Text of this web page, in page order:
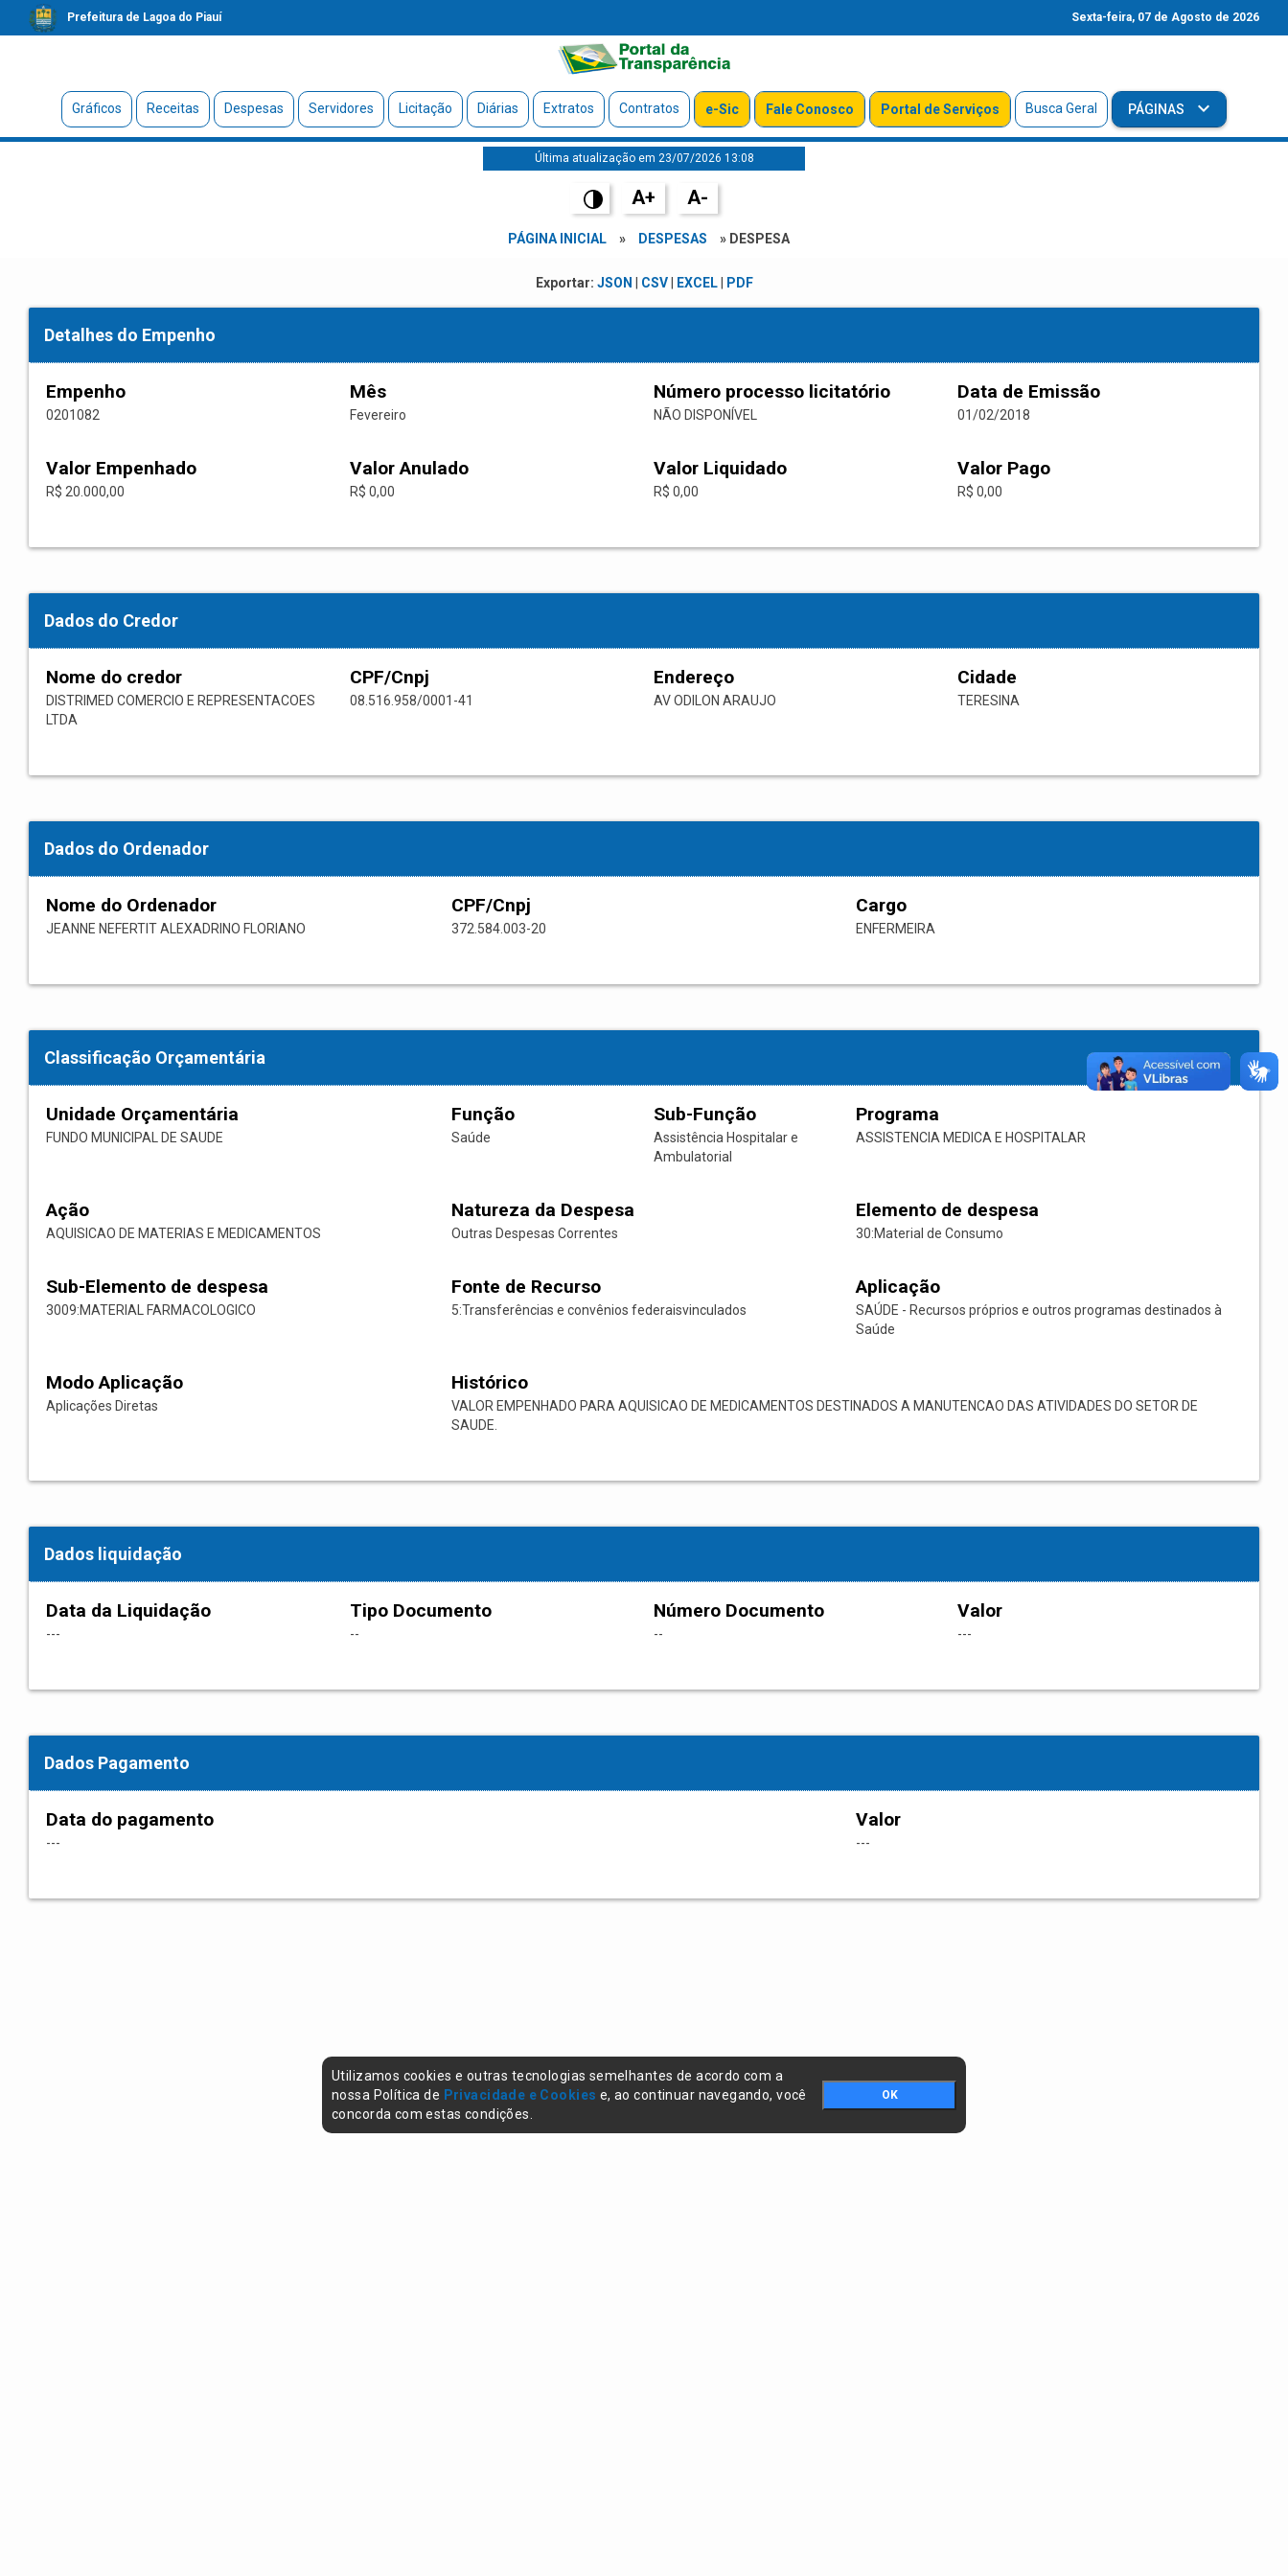
Prefeitura de Lagoa do Piauí Sexta-feira, 07 de Agosto de 2026
Gráficos Receitas Despesas Servidores Licitação Diárias Extratos Contratos e-Sic Fale Conosco Portal de Serviços Busca Geral PÁGINAS
Última atualização em 23/07/2026 13:08
A+ A-
PÁGINA INICIAL » DESPESAS » DESPESA
Exportar: JSON CSV| EXCEL| PDF
Detalhes do Empenho
Empenho
0201082
Mês
Fevereiro
Número processo licitatório
NÃO DISPONÍVEL
Data de Emissão
01/02/2018
Valor Empenhado
R$ 20.000,00
Valor Anulado
R$ 0,00
Valor Liquidado
R$ 0,00
Valor Pago
R$ 0,00
Dados do Credor
Nome do credor
DISTRIMED COMERCIO E REPRESENTACOES
LTDA
CPF/Cnpj
08.516.958/0001-41
Endereço
AV ODILON ARAUJO
Cidade
TERESINA
Dados do Ordenador
Nome do Ordenador
JEANNE NEFERTIT ALEXADRINO FLORIANO
CPF/Cnpj
372.584.003-20
Cargo
ENFERMEIRA
Classificação Orçamentária
Unidade Orçamentária
FUNDO MUNICIPAL DE SAUDE
Função
Saúde
Sub-Função
Assistência Hospitalar e
Ambulatorial
Programa
ASSISTENCIA MEDICA E HOSPITALAR
Ação
AQUISICAO DE MATERIAS E MEDICAMENTOS
Natureza da Despesa
Outras Despesas Correntes
Elemento de despesa
30:Material de Consumo
Sub-Elemento de despesa
3009:MATERIAL FARMACOLOGICO
Fonte de Recurso
5:Transferências e convênios federaisvinculados
Aplicação
SAÚDE - Recursos próprios e outros programas destinados à
Saúde
Modo Aplicação
Aplicações Diretas
Histórico
VALOR EMPENHADO PARA AQUISICAO DE MEDICAMENTOS DESTINADOS A MANUTENCAO DAS ATIVIDADES DO SETOR DE
SAUDE.
Dados liquidação
Data da Liquidação
---
Tipo Documento
--
Número Documento
--
Valor
---
Dados Pagamento
Data do pagamento
---
Valor
---
Utilizamos cookies e outras tecnologias semelhantes de acordo com a
nossa Política de Privacidade e Cookies e, ao continuar navegando, você
concorda com estas condições.
OK